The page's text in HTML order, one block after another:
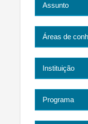
Assunto
Áreas de
Instituição
Programa